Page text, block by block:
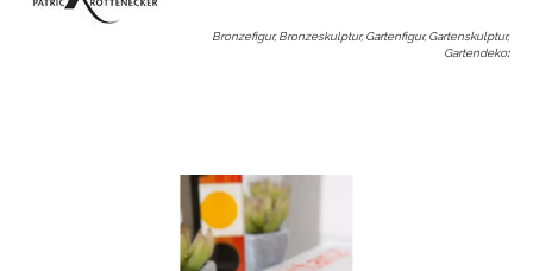
Bronzefigur, Bronzeskulptur, Gartenfigur, Gartenskulptur,
Gartendeko: